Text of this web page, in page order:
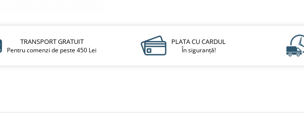
TRANSPORT GRATUIT
Pentru comenzi de peste 450 Lei
PLATA CU CARDUL
În siguranță!